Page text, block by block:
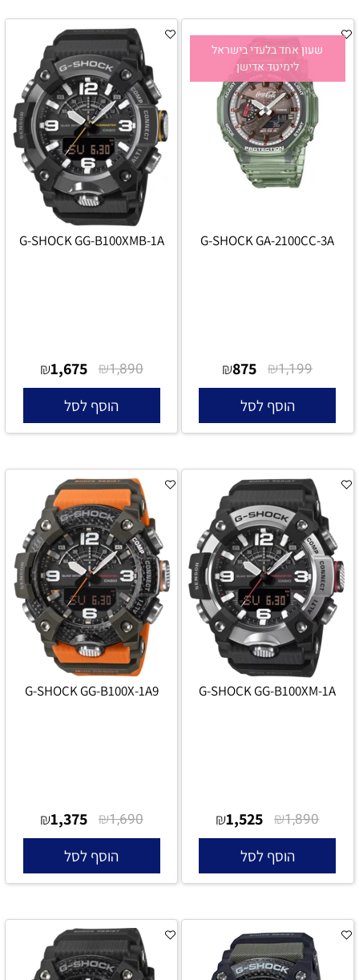
שעון אחד בלעדי בישראל
לימיטד אדישן
G-SHOCK GA-2100CC-3A
₪1,199
₪875
הוסף לסל
G-SHOCK GG-B100XMB-1A
₪1,890
₪1,675
הוסף לסל
G-SHOCK GG-B100XM-1A
₪1,890
₪1,525
הוסף לסל
G-SHOCK GG-B100X-1A9
₪1,690
₪1,375
הוסף לסל